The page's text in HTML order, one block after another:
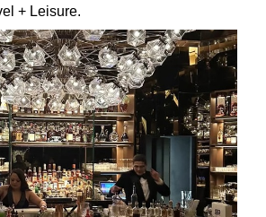
+ Leisure.